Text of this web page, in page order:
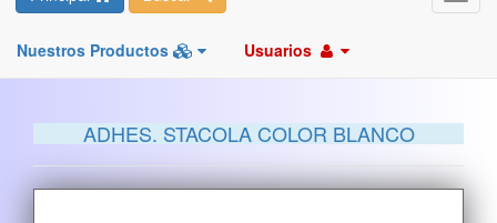
Nuestros Productos Usuarios
ADHES. STACOLA COLOR BLANCO